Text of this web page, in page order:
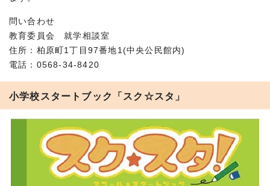
問い合わせ
教育委員会 就学相談室
住所：柏原町1丁目97番地1(中央公民館内)
電話：0568‐34‐8420
小学校スタートブック「スク☆スタ」